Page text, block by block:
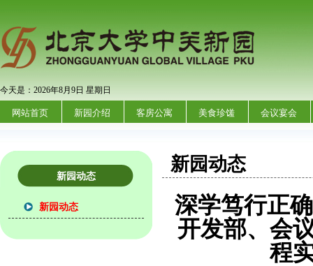
今天是：2026年8月9日 星期日
网站首页 新园介绍 客房公寓 美食珍馐 会议宴会
新园动态
新园动态
新园动态
深学笃行正
开发部、会
程